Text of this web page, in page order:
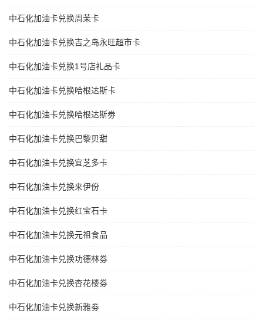
中石化加油卡兑换周茉卡
中石化加油卡兑换吉之岛永旺超市卡
中石化加油卡兑换1号店礼品卡
中石化加油卡兑换哈根达斯卡
中石化加油卡兑换哈根达斯劵
中石化加油卡兑换巴黎贝甜
中石化加油卡兑换宜芝多卡
中石化加油卡兑换来伊份
中石化加油卡兑换红宝石卡
中石化加油卡兑换元祖食品
中石化加油卡兑换功德林劵
中石化加油卡兑换杏花楼劵
中石化加油卡兑换新雅劵